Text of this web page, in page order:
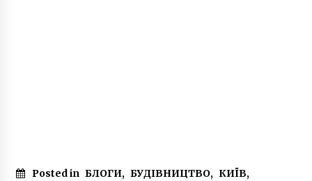
Posted in БЛОГИ, БУДІВНИЦТВО, КИЇВ,